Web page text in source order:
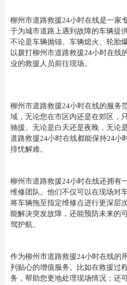
柳州市道路救援24小时在线是一家
于为城市道路上遇到故障的车辆提
不论是车辆抛锚、车辆熄火、轮胎
以拨打柳州市道路救援24小时在线
业的救援人员前往现场。
柳州市道路救援24小时在线的服务
域，无论您在市区内还是在郊区，
驰援。无论是白天还是夜晚，无论
道路救援24小时在线都能保持24小
排忧解难。
柳州市道路救援24小时在线还拥有
维修团队。他们不仅可以在现场对
将车辆拖至指定维修点进行更深层
能解决突发故障，还能预防未来的
驾护航。
作为柳州市道路救援24小时在线的
列贴心的增值服务。比如在救援过
务，帮助您更地处理现场情况；还